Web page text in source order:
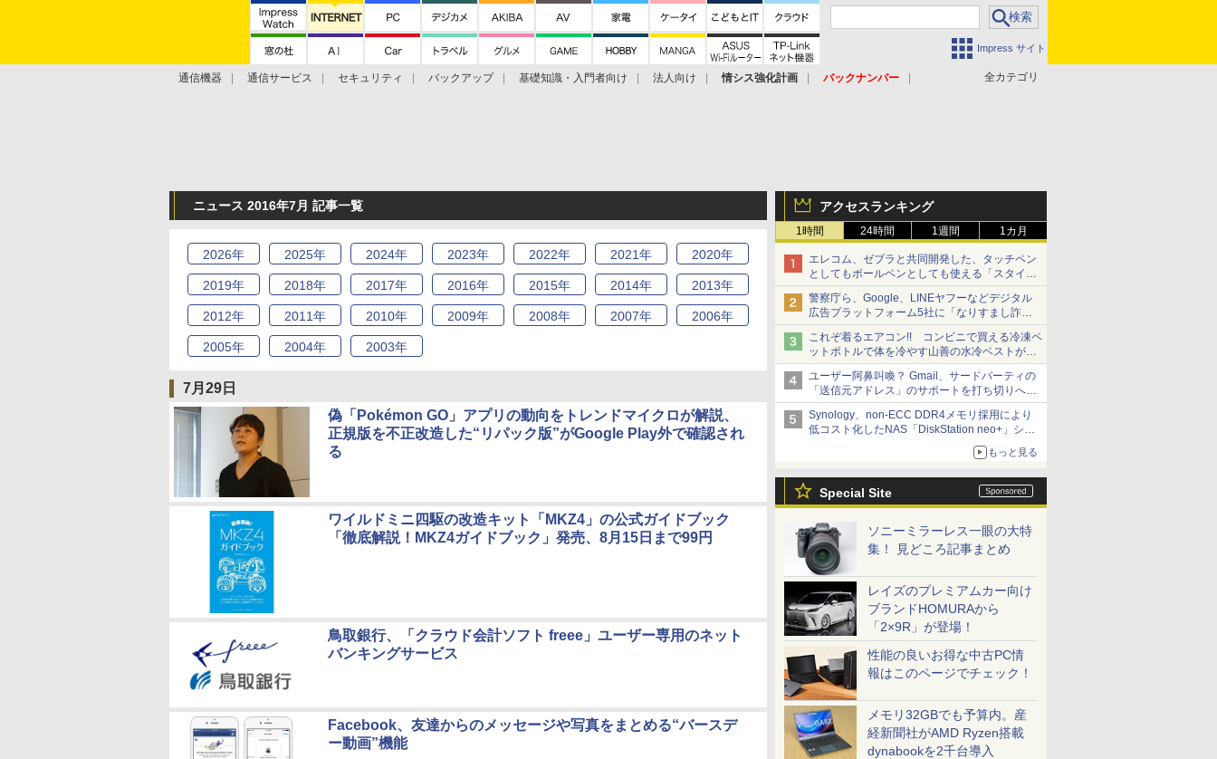
Impress サイト
全カテゴリ
通信機器 通信サービス セキュリティ バックアップ 基礎知識・入門者向け 法人向け 情シス強化計画
バックナンバー
アクセスランキング
1時間 24時間 1週間 1カ月
エレコム、ゼブラと共同開発した、タッチペン
としてもボールペンとしても使える「スタイラ
スツーウェイ」発売 iPadにも紙にも、持ち替
えずに書き込める
警察庁ら、Google、LINEヤフーなどデジタル
広告プラットフォーム5社に「なりすまし詐欺
広告」対策強化を要請 著名人の写真や映像を
使った投資詐欺などへの対策として
これぞ着るエアコン!! コンビニで買える冷凍ペ
ットボトルで体を冷やす山善の水冷ベストがロ
ードバイクにちょうどいい【ぼっち・ざ・ろー
ど！その14】【空いた時間でなにしてる？】
ユーザー阿鼻叫喚？ Gmail、サードパーティの
「送信元アドレス」のサポートを打ち切りへ
【やじうまWatch】
Synology、non-ECC DDR4メモリ採用により
低コスト化したNAS「DiskStation neo+」シリ
ーズ 予算を抑えて導入でき、ECCメモリへの
もっと見る
Special Site
ソニーミラーレス一眼の大特
集！ 見どころ記事まとめ
レイズのプレミアムカー向け
ブランドHOMURAから
「2×9R」が登場！
性能の良いお得な中古PC情
報はこのページでチェック！
メモリ32GBでも予算内。産
経新聞社がAMD Ryzen搭載
dynabookを2千台導入
ニュース 2016年7月 記事一覧
2026年 2025年 2024年 2023年 2022年 2021年 2020年
2019年 2018年 2017年 2016年 2015年 2014年 2013年
2012年 2011年 2010年 2009年 2008年 2007年 2006年
2005年 2004年 2003年
7月29日
偽「Pokémon GO」アプリの動向をトレンドマイクロが解説、
正規版を不正改造した“リパック版”がGoogle Play外で確認され
る
ワイルドミニ四駆の改造キット「MKZ4」の公式ガイドブック
「徹底解説！MKZ4ガイドブック」発売、8月15日まで99円
鳥取銀行、「クラウド会計ソフト freee」ユーザー専用のネット
バンキングサービス
Facebook、友達からのメッセージや写真をまとめる“バースデ
ー動画”機能